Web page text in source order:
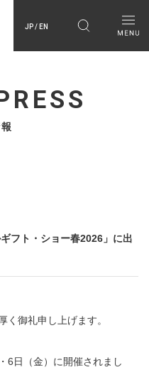
JP / EN
フト・ショー春2026」に出
く御礼申し上げます。
6日（金）に開催されまし